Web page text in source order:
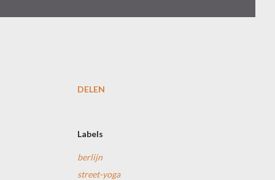
DELEN
Labels
berlijn
street-yoga